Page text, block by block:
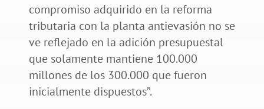
compromiso adquirido en la reforma
tributaria con la planta antievasión no se
ve reflejado en la adición presupuestal
que solamente mantiene 100.000
millones de los 300.000 que fueron
inicialmente dispuestos”.